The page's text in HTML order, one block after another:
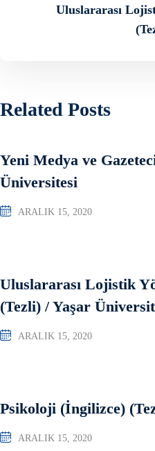
Uluslararası
Related Posts
Yeni Medya ve
Üniversitesi
ARALIK 15, 2020
Uluslararası Lojistik
(Tezli) / Yaşar
ARALIK 15, 2020
Psikoloji (İngilizce)
ARALIK 15, 2020